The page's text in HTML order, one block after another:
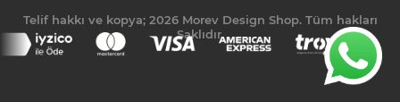
Telif hakkı ve kopya; 2026 Morev Design Shop. Tüm hakları
Saklıdır.